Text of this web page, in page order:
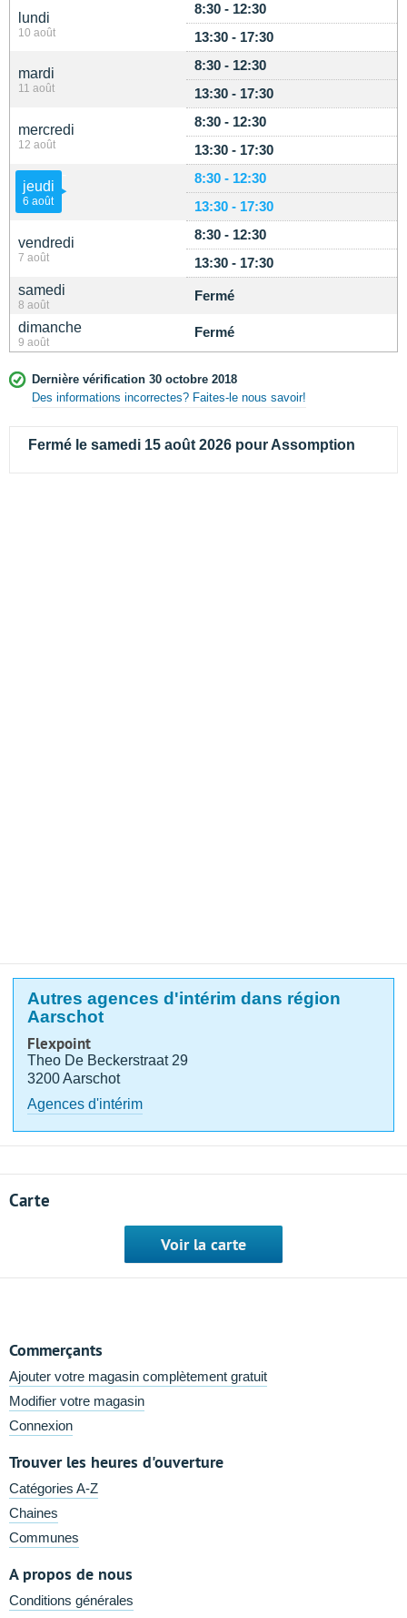
lundi
10 août
8:30 - 12:30
13:30 - 17:30
mardi
11 août
8:30 - 12:30
13:30 - 17:30
mercredi
12 août
8:30 - 12:30
13:30 - 17:30
jeudi
6 août
8:30 - 12:30
13:30 - 17:30
vendredi
7 août
8:30 - 12:30
13:30 - 17:30
samedi
8 août
Fermé
dimanche
9 août
Fermé
Dernière vérification 30 octobre 2018
Des informations incorrectes? Faites-le nous savoir!
Fermé le samedi 15 août 2026 pour Assomption
Autres agences d'intérim dans région
Aarschot
Flexpoint
Theo De Beckerstraat 29
3200 Aarschot
Agences d'intérim
Carte
Voir la carte
Commerçants
Ajouter votre magasin complètement gratuit
Modifier votre magasin
Connexion
Trouver les heures d'ouverture
Catégories A-Z
Chaines
Communes
A propos de nous
Conditions générales